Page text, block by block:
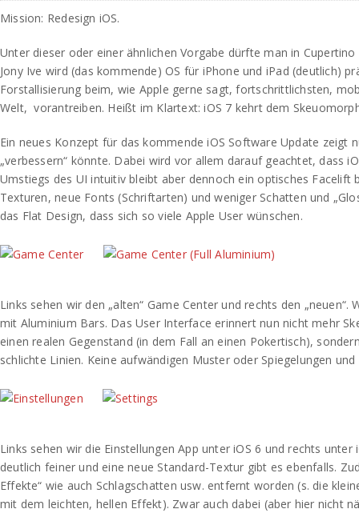
Mission: Redesign iOS.
Unter dieser oder einer ähnlichen Vorgabe dürfte man in
Jony Ive wird (das kommende) OS für iPhone und iPad (deutlich)
Forstallisierung beim, wie Apple gerne sagt, fortschrittlichsten,
Welt, vorantreiben. Heißt im Klartext: iOS 7 kehrt dem
Ein neues Konzept für das kommende iOS Software Update zeigt
„verbessern“ könnte. Dabei wird vor allem darauf geachtet, dass
Umstiegs des UI intuitiv bleibt aber dennoch ein optisches Facelift
Texturen, neue Fonts (Schriftarten) und weniger Schatten und
das Flat Design, dass sich so viele Apple User wünschen.
Links sehen wir den „alten“ Game Center und rechts den „neuen“.
mit Aluminium Bars. Das User Interface erinnert nun nicht mehr
einen realen Gegenstand (in dem Fall an einen Pokertisch),
schlichte Linien. Keine aufwändigen Muster oder Spiegelungen
Links sehen wir die Einstellungen App unter iOS 6 und rechts unter
deutlich feiner und eine neue Standard-Textur gibt es ebenfalls.
Effekte“ wie auch Schlagschatten usw. entfernt worden (s. die
mit dem leichten, hellen Effekt). Zwar auch dabei (aber hier nicht